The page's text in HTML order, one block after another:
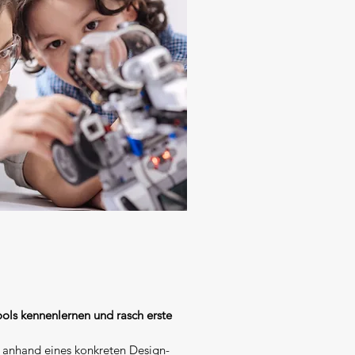
kennenlernen und rasch erste
eines konkreten Design-